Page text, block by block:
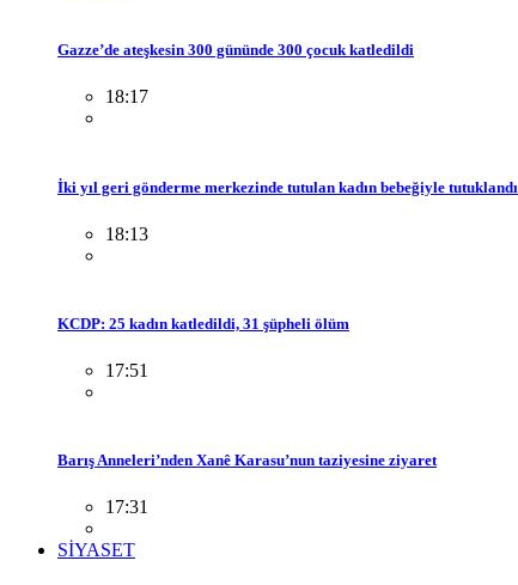
Gazze’de ateşkesin 300 gününde 300 çocuk katledildi
18:17
İki yıl geri gönderme merkezinde tutulan kadın bebeğiyle tutuklandı
18:13
KCDP: 25 kadın katledildi, 31 şüpheli ölüm
17:51
Barış Anneleri’nden Xanê Karasu’nun taziyesine ziyaret
17:31
SİYASET